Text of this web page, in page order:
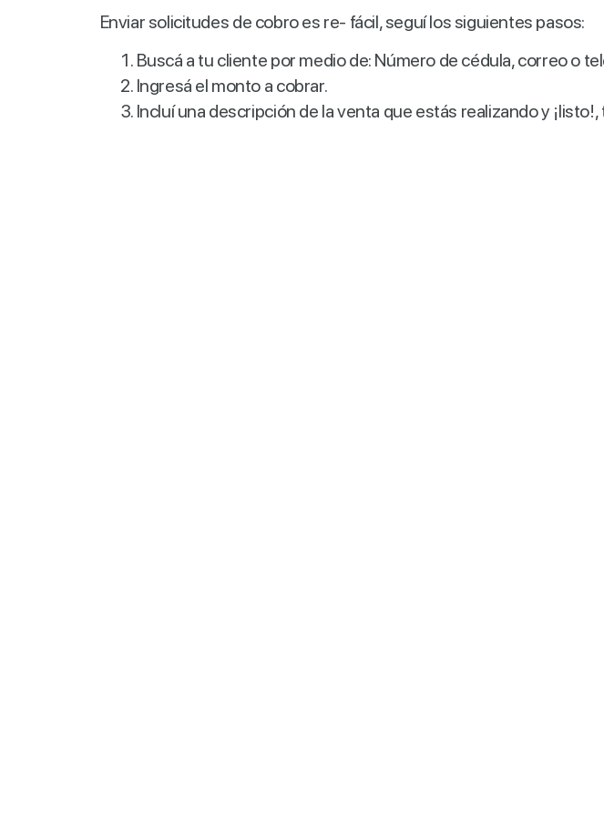
Enviar solicitudes de cobro es re- fácil, seguí los siguientes pasos:
Buscá a tu cliente por medio de: Número de cédula, correo o
Ingresá el monto a cobrar.
Incluí una descripción de la venta que estás realizando y